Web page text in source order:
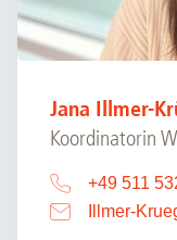
Jana Illmer-
Koordinatorin
+49 511
Illmer-